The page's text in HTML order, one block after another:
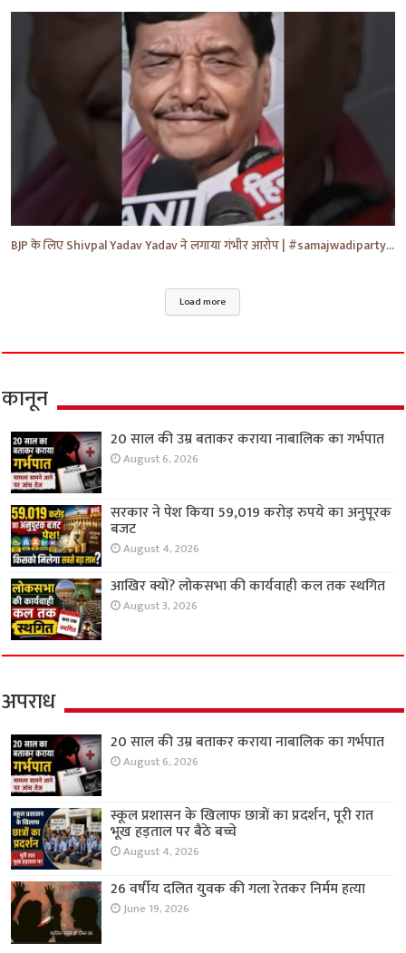
BJP के लिए Shivpal Yadav Yadav ने लगाया गंभीर आरोप | #samajwadiparty | Akhilesh Yadav | #shorts #yt
Load more
कानून
20 साल की उम्र बताकर कराया नाबालिक का गर्भपात
August 6, 2026
सरकार ने पेश किया 59,019 करोड़ रुपये का अनुपूरक
बजट
August 4, 2026
आखिर क्यों? लोकसभा की कार्यवाही कल तक स्थगित
August 3, 2026
अपराध
20 साल की उम्र बताकर कराया नाबालिक का गर्भपात
August 6, 2026
स्कूल प्रशासन के खिलाफ छात्रों का प्रदर्शन, पूरी रात
भूख हड़ताल पर बैठे बच्चे
August 4, 2026
26 वर्षीय दलित युवक की गला रेतकर निर्मम हत्या
June 19, 2026